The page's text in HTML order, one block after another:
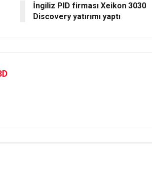
İngiliz PID firması Xeikon 3030
Discovery yatırımı yaptı